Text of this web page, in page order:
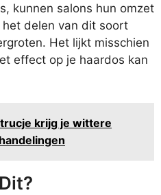
kunnen salons hun omzet
delen van dit soort
Het lijkt misschien
effect op je haardos kan
krijg je wittere